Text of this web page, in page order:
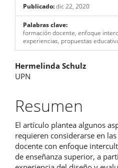
Publicado:dic 22, 2020
Palabras clave:
formación docente, enfoque
experiencias, propuestas
Contenido
principal
del
artículo
Hermelinda Schulz
UPN
Resumen
El artículo plantea algunos
requieren considerarse en
docente con enfoque
de enseñanza superior, a